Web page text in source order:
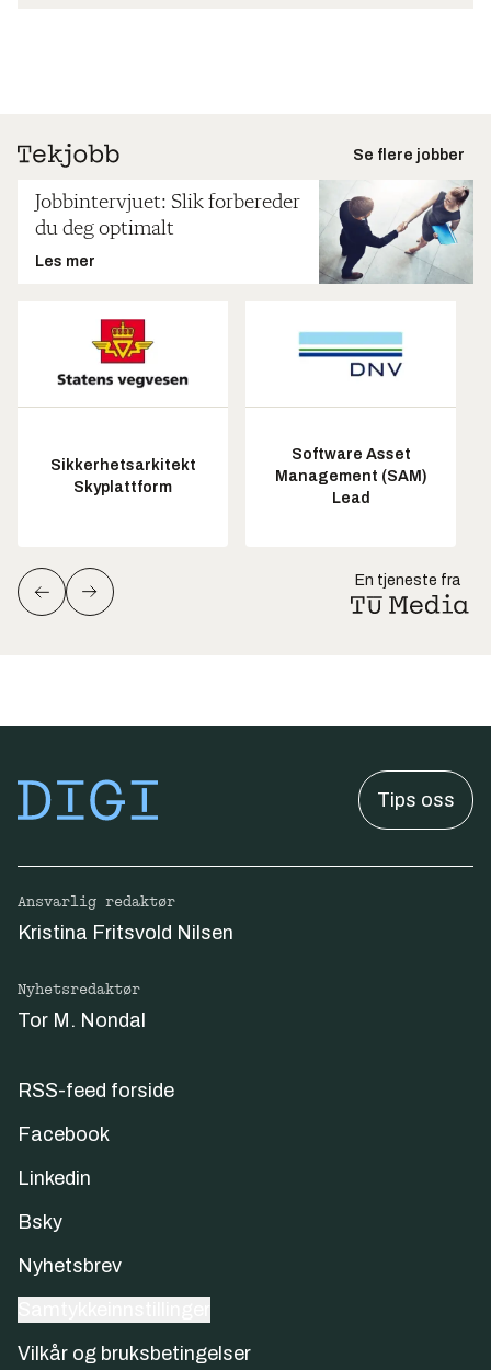
Se flere jobber
Jobbintervjuet: Slik forbereder
du deg optimalt
Les mer
Sikkerhetsarkitekt
Skyplattform
Software Asset
Management (SAM)
Lead
En tjeneste fra
Tips oss
Ansvarlig redaktør
Kristina Fritsvold Nilsen
Nyhetsredaktør
Tor M. Nondal
RSS-feed forside
Facebook
Linkedin
Bsky
Nyhetsbrev
Vilkår og bruksbetingelser